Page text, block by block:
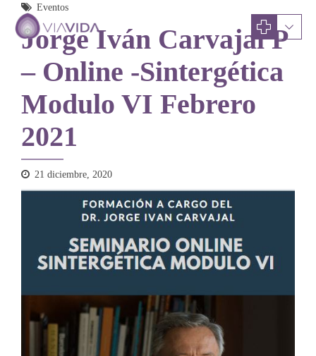
Eventos
Jorge Iván Carvajal P
– Online -Sintergética
Modulo VI Febrero
2021
21 diciembre, 2020